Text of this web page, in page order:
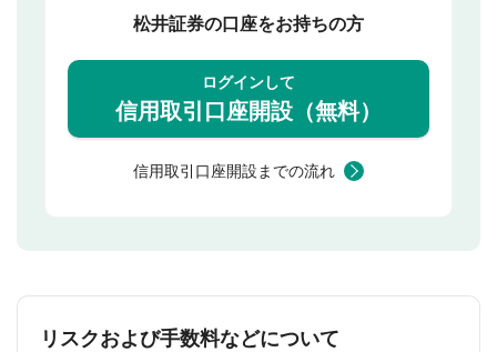
松井証券の口座をお持ちの方
ログインして
信用取引口座開設（無料）
信用取引口座開設までの流れ
リスクおよび手数料などについて